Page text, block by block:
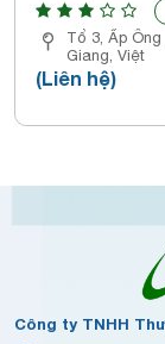
Tổ 3, Ấp
Giang, Việt
(Liên hệ)
Công ty TNHH